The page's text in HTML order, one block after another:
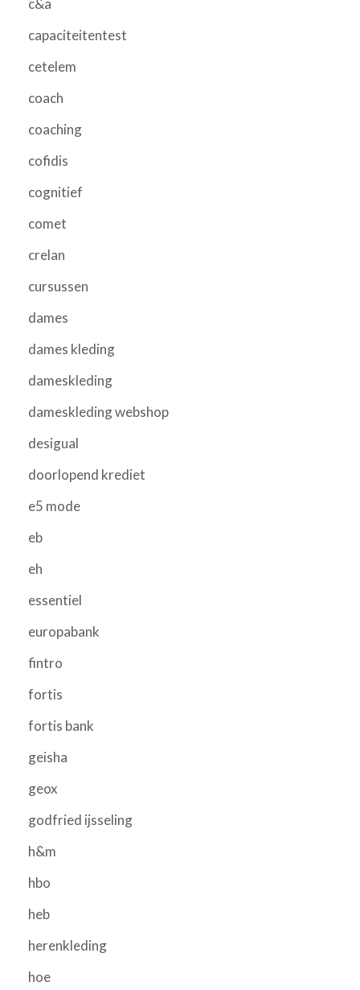
capaciteitentest
cetelem
coach
coaching
cofidis
cognitief
comet
crelan
cursussen
dames
dames kleding
dameskleding
dameskleding webshop
desigual
doorlopend krediet
e5 mode
eb
eh
essentiel
europabank
fintro
fortis
fortis bank
geisha
geox
godfried ijsseling
h&m
hbo
heb
herenkleding
hoe